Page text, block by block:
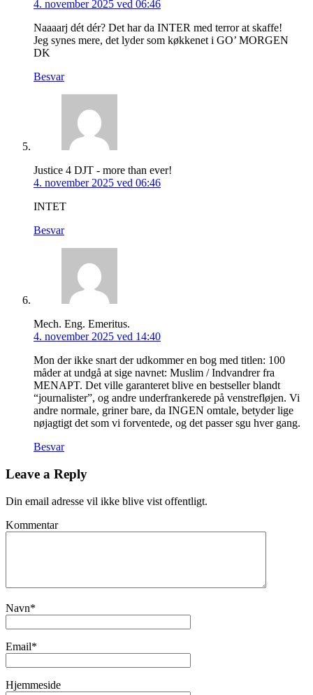
4. november 2025 ved 06:46
Naaaarj dét dér? Det har da INTER med terror at skaffe!
Jeg synes mere, det lyder som køkkenet i GO’ MORGEN
DK
Besvar
Justice 4 DJT - more than ever!
4. november 2025 ved 06:46
INTET
Besvar
Mech. Eng. Emeritus.
4. november 2025 ved 14:40
Mon der ikke snart der udkommer en bog med titlen: 100
måder at undgå at sige navnet: Muslim / Indvandrer fra
MENAPT. Det ville garanteret blive en bestseller blandt
“journalister”, og andre underfrankerede på venstrefløjen. Vi
andre normale, griner bare, da INGEN omtale, betyder lige
nøjagtigt det som vi forventede, og det passer sgu hver gang.
Besvar
Leave a Reply
Din email adresse vil ikke blive vist offentligt.
Kommentar
Navn*
Email*
Hjemmeside